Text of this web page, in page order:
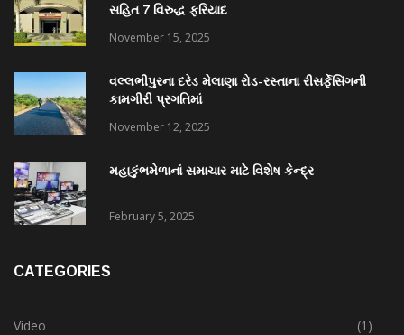
સહિત 7 વિરુદ્ધ ફરિયાદ
November 15, 2025
વલ્લભીપુરના દરેડ મેલાણા રોડ-રસ્તાના રીસર્ફેસિંગની
કામગીરી પ્રગતિમાં
November 12, 2025
મહાકુંભમેળાનાં સમાચાર માટે વિશેષ કેન્દ્ર
February 5, 2025
CATEGORIES
Video
(1)